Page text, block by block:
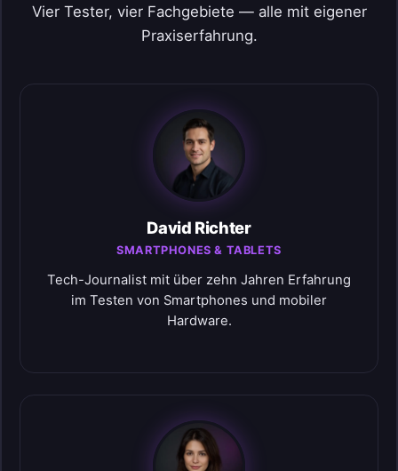
Vier Tester, vier Fachgebiete — alle mit eigener
Praxiserfahrung.
David Richter
SMARTPHONES & TABLETS
Tech-Journalist mit über zehn Jahren Erfahrung
im Testen von Smartphones und mobiler
Hardware.